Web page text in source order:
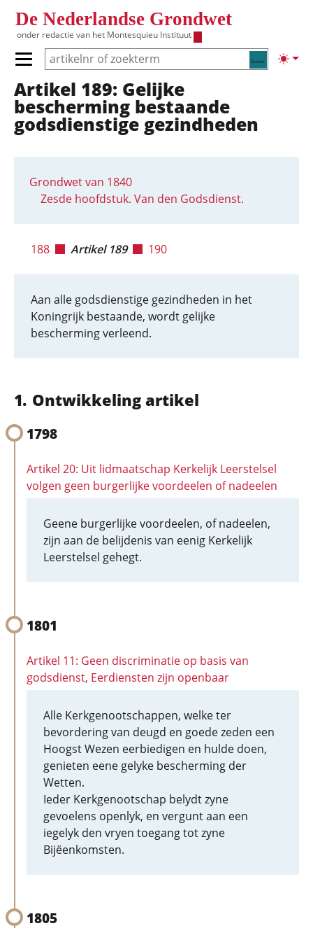
De Nederlandse Grondwet
onder redactie van het Montesquieu Instituut
Zoeken
Primair menu tonen/verbergen
Hoofdnavigatie
Artikel 189: Gelijke
bescherming bestaande
godsdienstige gezindheden
Grondwet van 1840
Zesde hoofdstuk. Van den Godsdienst.
188 Artikel 189 190
Aan alle godsdienstige gezindheden in het
Koningrijk bestaande, wordt gelijke
bescherming verleend.
Ontwikkeling artikel
1798
Artikel 20: Uit lidmaatschap Kerkelijk Leerstelsel
volgen geen burgerlijke voordeelen of nadeelen
Geene burgerlijke voordeelen, of nadeelen,
zijn aan de belijdenis van eenig Kerkelijk
Leerstelsel gehegt.
1801
Artikel 11: Geen discriminatie op basis van
godsdienst, Eerdiensten zijn openbaar
Alle Kerkgenootschappen, welke ter
bevordering van deugd en goede zeden een
Hoogst Wezen eerbiedigen en hulde doen,
genieten eene gelyke bescherming der
Wetten.
Ieder Kerkgenootschap belydt zyne
gevoelens openlyk, en vergunt aan een
iegelyk den vryen toegang tot zyne
Bijëenkomsten.
1805